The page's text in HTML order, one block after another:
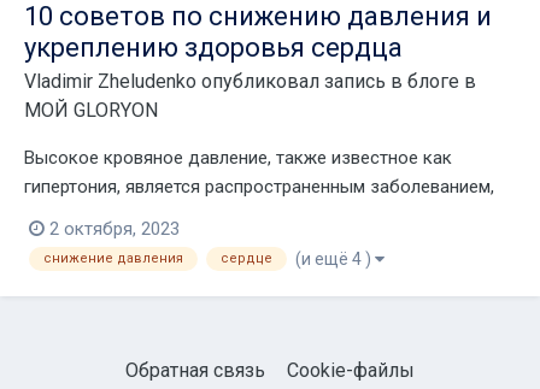
10 советов по снижению давления и
укреплению здоровья сердца
Vladimir Zheludenko опубликовал запись в блоге в
МОЙ GLORYON
Высокое кровяное давление, также известное как
гипертония, является распространенным заболеванием,
от которого страдают миллионы людей во всем мире.
Если его не лечить, оно может привести к серьезным
осложнениям, таким как болезни сердца, инсульт и
проблемы с почками. К счастью, внеся несколько изме...
2 октября, 2023
снижение давления сердце (и ещё 4 )
Обратная связь Cookie-файлы